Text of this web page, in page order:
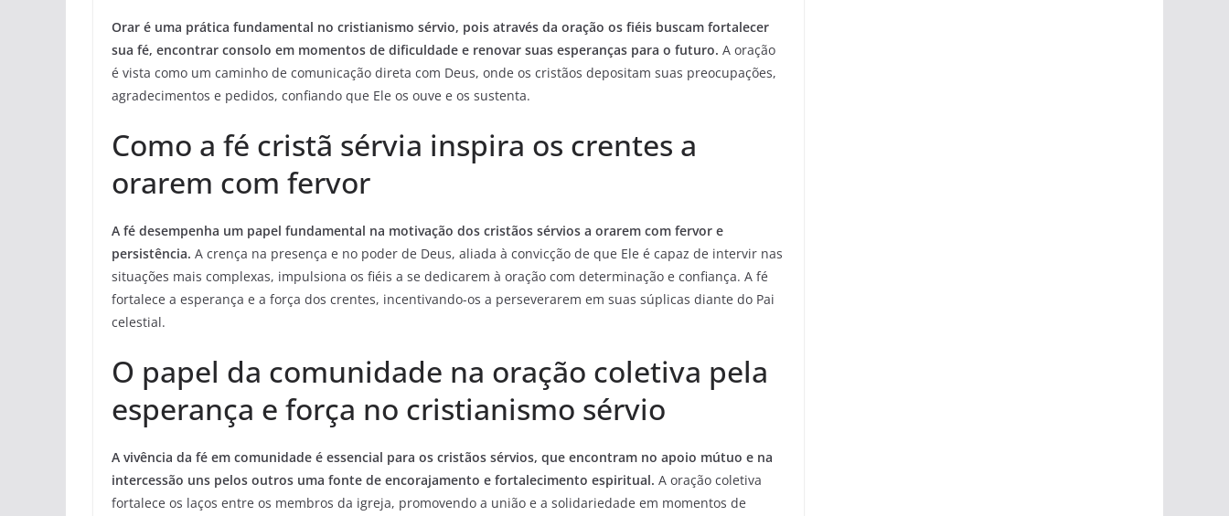
Orar é uma prática fundamental no cristianismo sérvio, pois através da oração os fiéis buscam fortalecer
sua fé, encontrar consolo em momentos de dificuldade e renovar suas esperanças para o futuro. A oração
é vista como um caminho de comunicação direta com Deus, onde os cristãos depositam suas preocupações,
agradecimentos e pedidos, confiando que Ele os ouve e os sustenta.
Como a fé cristã sérvia inspira os crentes a
orarem com fervor
A fé desempenha um papel fundamental na motivação dos cristãos sérvios a orarem com fervor e
persistência. A crença na presença e no poder de Deus, aliada à convicção de que Ele é capaz de intervir nas
situações mais complexas, impulsiona os fiéis a se dedicarem à oração com determinação e confiança. A fé
fortalece a esperança e a força dos crentes, incentivando-os a perseverarem em suas súplicas diante do Pai
celestial.
O papel da comunidade na oração coletiva pela
esperança e força no cristianismo sérvio
A vivência da fé em comunidade é essencial para os cristãos sérvios, que encontram no apoio mútuo e na
intercessão uns pelos outros uma fonte de encorajamento e fortalecimento espiritual. A oração coletiva
fortalece os laços entre os membros da igreja, promovendo a união e a solidariedade em momentos de